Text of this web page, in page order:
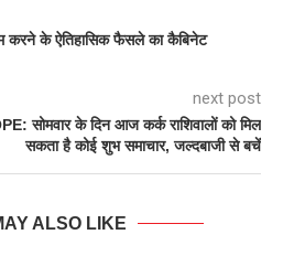
करने के ऐतिहासिक फैसले का कैबिनेट
next post
सोमवार के दिन आज कर्क राशिवालों को मिल
सकता है कोई शुभ समाचार, जल्दबाजी से बचें
ALSO LIKE